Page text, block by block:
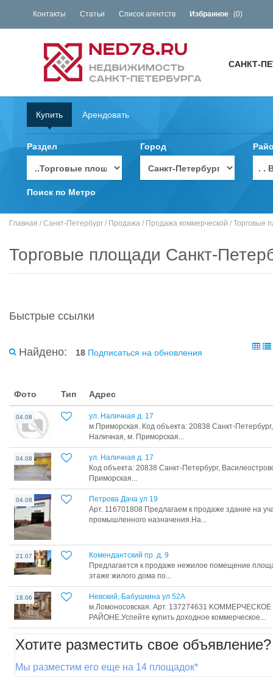
Контакты Статьи Список агентств Избранное (0)
САНКТ-
Купить Арендовать
Раздел Город
. .
Поиск по Метро
Главная / Санкт-Петербург / Продажа / Продажа коммерческой / Торговые
Торговые площади Санкт-
Быстрые ссылки
Найдено: 18 Подписаться на обновления
Фото Тип Адрес
04.08
ул. Наличная д. 17
м.Приморская. Код объекта: 20838 Санкт-
Наличная, м. Приморская...
04.08
ул. Наличная д. 17
Код объекта: 20838 Санкт-Петербург,
Приморская...
04.08
Петрова Дача ул 19
Арт. 116701808 Предлагаем к продаже здание на
промышленного назначения.На...
21.07
Комендантский пр. д. 9
Предлагается к продаже нежилое помещение
этаже жилого дома по...
18.06
Невский, Бабушкина ул 52А
м.Ломоносовская. Арт. 137274631
PAЙOHE.Успейте купить доходное коммерческое...
Хотите разместить свое объявление?
Мы разместим его еще на 14 площадок*